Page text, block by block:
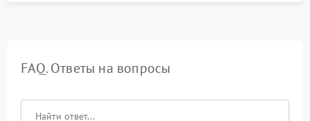
FAQ. Ответы на вопросы